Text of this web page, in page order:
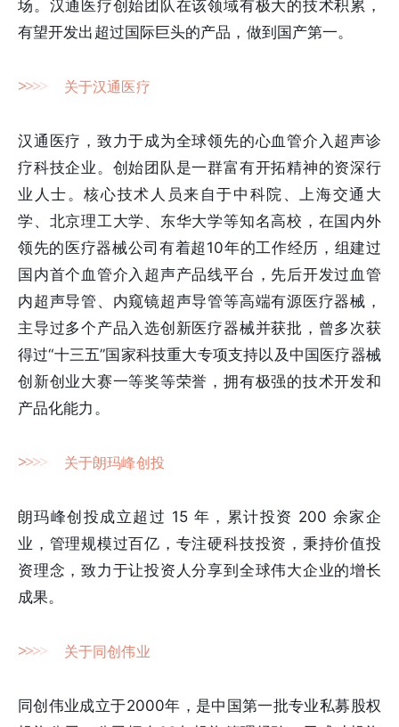
场。汉通医疗创始团队在该领域有极大的技术积累，
有望开发出超过国际巨头的产品，做到国产第一。
>>>> 关于汉通医疗
汉通医疗，致力于成为全球领先的心血管介入超声诊
疗科技企业。创始团队是一群富有开拓精神的资深行
业人士。核心技术人员来自于中科院、上海交通大
学、北京理工大学、东华大学等知名高校，在国内外
领先的医疗器械公司有着超10年的工作经历，组建过
国内首个血管介入超声产品线平台，先后开发过血管
内超声导管、内窥镜超声导管等高端有源医疗器械，
主导过多个产品入选创新医疗器械并获批，曾多次获
得过“十三五”国家科技重大专项支持以及中国医疗器械
创新创业大赛一等奖等荣誉，拥有极强的技术开发和
产品化能力。
>>>> 关于朗玛峰创投
朗玛峰创投成立超过 15 年，累计投资 200 余家企
业，管理规模过百亿，专注硬科技投资，秉持价值投
资理念，致力于让投资人分享到全球伟大企业的增长
成果。
>>>> 关于同创伟业
同创伟业成立于2000年，是中国第一批专业私募股权